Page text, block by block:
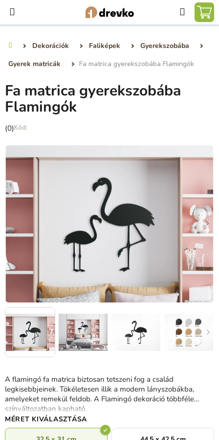
fő
Dekorációk Faliképek
Gyerekszobába
Gyerek matricák
Fa matrica gyerekszobába Flamingók
A flamingó fa matrica biztosan tetszeni fog a család
legkisebbjeinek. Tökéletesen illik a modern lányszobákba,
amelyeket remekül feldob. A Flamingó dekoráció többféle
színváltozatban kapható.
MÉRET KIVÁLASZTÁSA
Fa matrica gyerekszobába
Flamingók
A
átlagos
értékelése
0,0
csillag.
(0)